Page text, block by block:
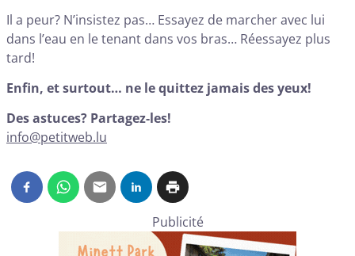
Il a peur? N’insistez pas… Essayez de marcher avec lui
dans l’eau en le tenant dans vos bras… Réessayez plus
tard!
Enfin, et surtout… ne le quittez jamais des yeux!
Des astuces? Partagez-les!
info@petitweb.lu
Publicité